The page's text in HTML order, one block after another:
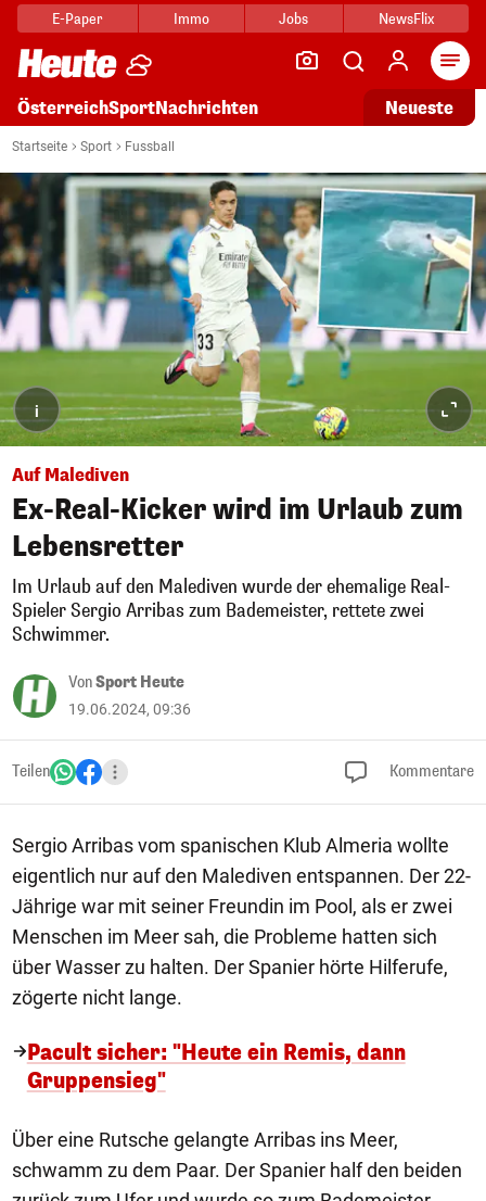
E-Paper Immo Jobs NewsFlix
ÖsterreichSportNachrichten Neueste
Startseite Sport Fussball
i
Auf Malediven
Ex-Real-Kicker wird im Urlaub zum
Lebensretter
Im Urlaub auf den Malediven wurde der ehemalige Real-
Spieler Sergio Arribas zum Bademeister, rettete zwei
Schwimmer.
VonSport Heute
19.06.2024, 09:36
Teilen Kommentare
Sergio Arribas vom spanischen Klub Almeria wollte
eigentlich nur auf den Malediven entspannen. Der 22-
Jährige war mit seiner Freundin im Pool, als er zwei
Menschen im Meer sah, die Probleme hatten sich
über Wasser zu halten. Der Spanier hörte Hilferufe,
zögerte nicht lange.
Pacult sicher: "Heute ein Remis, dann
Gruppensieg"
Über eine Rutsche gelangte Arribas ins Meer,
schwamm zu dem Paar. Der Spanier half den beiden